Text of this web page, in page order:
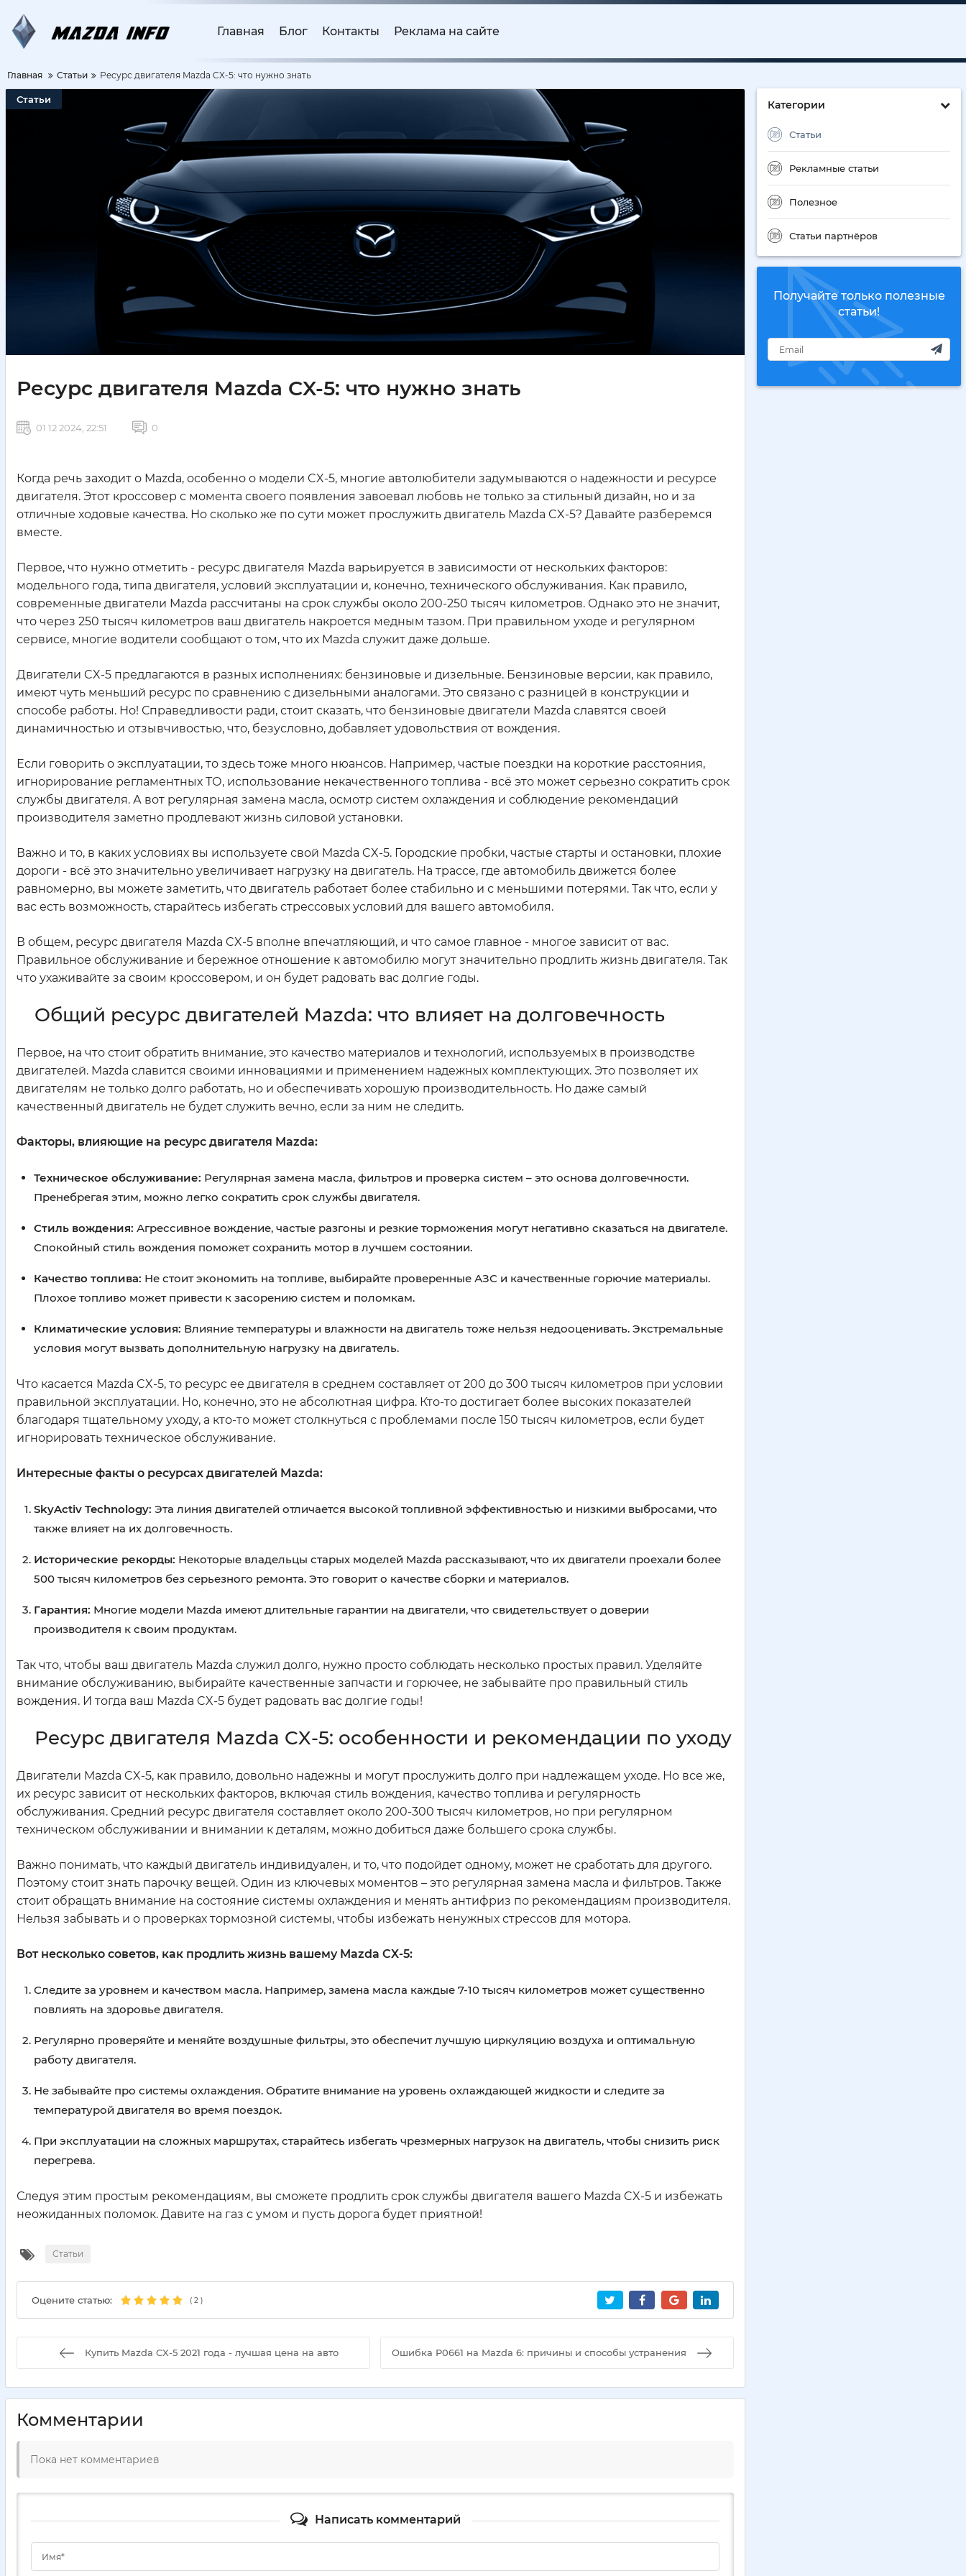
Главная Блог Контакты Реклама на сайте
Главная Статьи Ресурс двигателя Mazda CX-5: что нужно знать
Категории
Статьи
Рекламные статьи
Полезное
Статьи партнёров
Получайте только полезные
статьи!
Статьи
Ресурс двигателя Mazda CX-5: что нужно знать
01 12 2024, 22:51 0
Когда речь заходит о Mazda, особенно о модели CX-5, многие автолюбители задумываются о надежности и ресурсе
двигателя. Этот кроссовер с момента своего появления завоевал любовь не только за стильный дизайн, но и за
отличные ходовые качества. Но сколько же по сути может прослужить двигатель Mazda CX-5? Давайте разберемся
вместе.
Первое, что нужно отметить - ресурс двигателя Mazda варьируется в зависимости от нескольких факторов:
модельного года, типа двигателя, условий эксплуатации и, конечно, технического обслуживания. Как правило,
современные двигатели Mazda рассчитаны на срок службы около 200-250 тысяч километров. Однако это не значит,
что через 250 тысяч километров ваш двигатель накроется медным тазом. При правильном уходе и регулярном
сервисе, многие водители сообщают о том, что их Mazda служит даже дольше.
Двигатели CX-5 предлагаются в разных исполнениях: бензиновые и дизельные. Бензиновые версии, как правило,
имеют чуть меньший ресурс по сравнению с дизельными аналогами. Это связано с разницей в конструкции и
способе работы. Но! Справедливости ради, стоит сказать, что бензиновые двигатели Mazda славятся своей
динамичностью и отзывчивостью, что, безусловно, добавляет удовольствия от вождения.
Если говорить о эксплуатации, то здесь тоже много нюансов. Например, частые поездки на короткие расстояния,
игнорирование регламентных ТО, использование некачественного топлива - всё это может серьезно сократить срок
службы двигателя. А вот регулярная замена масла, осмотр систем охлаждения и соблюдение рекомендаций
производителя заметно продлевают жизнь силовой установки.
Важно и то, в каких условиях вы используете свой Mazda CX-5. Городские пробки, частые старты и остановки, плохие
дороги - всё это значительно увеличивает нагрузку на двигатель. На трассе, где автомобиль движется более
равномерно, вы можете заметить, что двигатель работает более стабильно и с меньшими потерями. Так что, если у
вас есть возможность, старайтесь избегать стрессовых условий для вашего автомобиля.
В общем, ресурс двигателя Mazda CX-5 вполне впечатляющий, и что самое главное - многое зависит от вас.
Правильное обслуживание и бережное отношение к автомобилю могут значительно продлить жизнь двигателя. Так
что ухаживайте за своим кроссовером, и он будет радовать вас долгие годы.
Общий ресурс двигателей Mazda: что влияет на долговечность
Первое, на что стоит обратить внимание, это качество материалов и технологий, используемых в производстве
двигателей. Mazda славится своими инновациями и применением надежных комплектующих. Это позволяет их
двигателям не только долго работать, но и обеспечивать хорошую производительность. Но даже самый
качественный двигатель не будет служить вечно, если за ним не следить.
Факторы, влияющие на ресурс двигателя Mazda:
Техническое обслуживание: Регулярная замена масла, фильтров и проверка систем – это основа долговечности.
Пренебрегая этим, можно легко сократить срок службы двигателя.
Стиль вождения: Агрессивное вождение, частые разгоны и резкие торможения могут негативно сказаться на двигателе.
Спокойный стиль вождения поможет сохранить мотор в лучшем состоянии.
Качество топлива: Не стоит экономить на топливе, выбирайте проверенные АЗС и качественные горючие материалы.
Плохое топливо может привести к засорению систем и поломкам.
Климатические условия: Влияние температуры и влажности на двигатель тоже нельзя недооценивать. Экстремальные
условия могут вызвать дополнительную нагрузку на двигатель.
Что касается Mazda CX-5, то ресурс ее двигателя в среднем составляет от 200 до 300 тысяч километров при условии
правильной эксплуатации. Но, конечно, это не абсолютная цифра. Кто-то достигает более высоких показателей
благодаря тщательному уходу, а кто-то может столкнуться с проблемами после 150 тысяч километров, если будет
игнорировать техническое обслуживание.
Интересные факты о ресурсах двигателей Mazda:
SkyActiv Technology: Эта линия двигателей отличается высокой топливной эффективностью и низкими выбросами, что
также влияет на их долговечность.
Исторические рекорды: Некоторые владельцы старых моделей Mazda рассказывают, что их двигатели проехали более
500 тысяч километров без серьезного ремонта. Это говорит о качестве сборки и материалов.
Гарантия: Многие модели Mazda имеют длительные гарантии на двигатели, что свидетельствует о доверии
производителя к своим продуктам.
Так что, чтобы ваш двигатель Mazda служил долго, нужно просто соблюдать несколько простых правил. Уделяйте
внимание обслуживанию, выбирайте качественные запчасти и горючее, не забывайте про правильный стиль
вождения. И тогда ваш Mazda CX-5 будет радовать вас долгие годы!
Ресурс двигателя Mazda CX-5: особенности и рекомендации по уходу
Двигатели Mazda CX-5, как правило, довольно надежны и могут прослужить долго при надлежащем уходе. Но все же,
их ресурс зависит от нескольких факторов, включая стиль вождения, качество топлива и регулярность
обслуживания. Средний ресурс двигателя составляет около 200-300 тысяч километров, но при регулярном
техническом обслуживании и внимании к деталям, можно добиться даже большего срока службы.
Важно понимать, что каждый двигатель индивидуален, и то, что подойдет одному, может не сработать для другого.
Поэтому стоит знать парочку вещей. Один из ключевых моментов – это регулярная замена масла и фильтров. Также
стоит обращать внимание на состояние системы охлаждения и менять антифриз по рекомендациям производителя.
Нельзя забывать и о проверках тормозной системы, чтобы избежать ненужных стрессов для мотора.
Вот несколько советов, как продлить жизнь вашему Mazda CX-5:
Следите за уровнем и качеством масла. Например, замена масла каждые 7-10 тысяч километров может существенно
повлиять на здоровье двигателя.
Регулярно проверяйте и меняйте воздушные фильтры, это обеспечит лучшую циркуляцию воздуха и оптимальную
работу двигателя.
Не забывайте про системы охлаждения. Обратите внимание на уровень охлаждающей жидкости и следите за
температурой двигателя во время поездок.
При эксплуатации на сложных маршрутах, старайтесь избегать чрезмерных нагрузок на двигатель, чтобы снизить риск
перегрева.
Следуя этим простым рекомендациям, вы сможете продлить срок службы двигателя вашего Mazda CX-5 и избежать
неожиданных поломок. Давите на газ с умом и пусть дорога будет приятной!
Статьи
Оцените статью: ( 2 )
Купить Mazda CX-5 2021 года - лучшая цена на авто Ошибка P0661 на Mazda 6: причины и способы устранения
Комментарии
Пока нет комментариев
Написать комментарий
Имя*